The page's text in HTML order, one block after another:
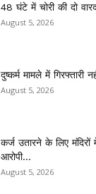
48 घंटे में चोरी की दो
August 5, 2026
दुष्कर्म मामले में गिरफ्तारी
August 5, 2026
कर्ज उतारने के लिए मंदिरों
आरोपी...
August 5, 2026